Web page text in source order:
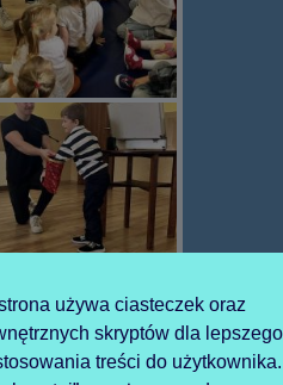
używa ciasteczek oraz
skryptów dla lepszego
treści do